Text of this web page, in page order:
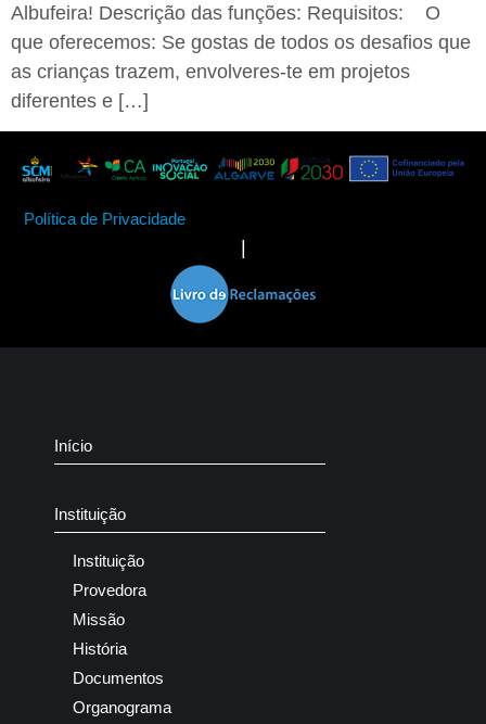
Albufeira! Descrição das funções: Requisitos: O
que oferecemos: Se gostas de todos os desafios que
as crianças trazem, envolveres-te em projetos
diferentes e […]
Política de Privacidade
Início
Instituição
Instituição
Provedora
Missão
História
Documentos
Organograma